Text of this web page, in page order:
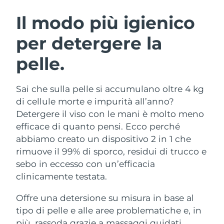
Il modo più igienico
per detergere la
pelle.
Sai che sulla pelle si accumulano oltre 4 kg
di cellule morte e impurità all’anno?
Detergere il viso con le mani è molto meno
efficace di quanto pensi. Ecco perché
abbiamo creato un dispositivo 2 in 1 che
rimuove il 99% di sporco, residui di trucco e
sebo in eccesso con un’efficacia
clinicamente testata.
Offre una detersione su misura in base al
tipo di pelle e alle aree problematiche e, in
Detersione viso
Anti-aging massage
LUNA™ 4 Plus
Massage, LED heating
LUNA™ 4 Men
Microcurrent toning
BEAR™ 2 go
Microcurrent toning on-the-go
BEAR™ 2 eyes & lips
Idratazione
UFO™ 3 pacchetto
Deep facial hydration
Near-infrared and red light therapy
device
Igiene orale
issa™ 4
Hybrid silicone sonic toothbrush
Smart hybrid silicone sonic toothbrush
TRATTAMENTI ANTI-AGE FAQ™
Anti-age Trattamenti LED
Austria Consegna stimata
Bahrein Consegna stimata
Belgio
Bermuda Consegna stimata 8/15/26
Bosnia ed
Erzegovina
Consegna stimata8/12/26
Brunei Consegna stimata 8/14/26
Bulgaria Consegna stimata
Cile Consegna stimata8/13/26